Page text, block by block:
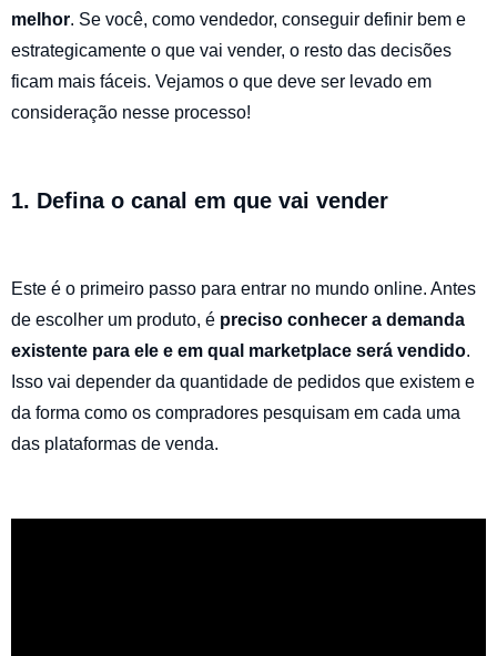
melhor. Se você, como vendedor, conseguir definir bem e
estrategicamente o que vai vender, o resto das decisões
ficam mais fáceis. Vejamos o que deve ser levado em
consideração nesse processo!
1. Defina o canal em que vai vender
Este é o primeiro passo para entrar no mundo online. Antes
de escolher um produto, é preciso conhecer a demanda
existente para ele e em qual marketplace será vendido.
Isso vai depender da quantidade de pedidos que existem e
da forma como os compradores pesquisam em cada uma
das plataformas de venda.